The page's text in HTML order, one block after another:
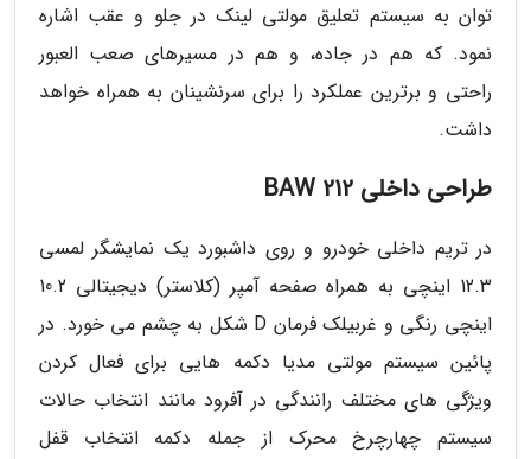
توان به سیستم تعلیق مولتی لینک در جلو و عقب اشاره
نمود. که هم در جاده، و هم در مسیرهای صعب العبور
راحتی و برترین عملکرد را برای سرنشینان به همراه خواهد
داشت.
طراحی داخلی 212 BAW
در تریم داخلی خودرو و روی داشبورد یک نمایشگر لمسی
12.3 اینچی به همراه صفحه آمپر (کلاستر) دیجیتالی 10.2
اینچی رنگی و غربیلک فرمان D شکل به چشم می خورد. در
پائین سیستم مولتی مدیا دکمه هایی برای فعال کردن
ویژگی های مختلف رانندگی در آفرود مانند انتخاب حالات
سیستم چهارچرخ محرک از جمله دکمه انتخاب قفل